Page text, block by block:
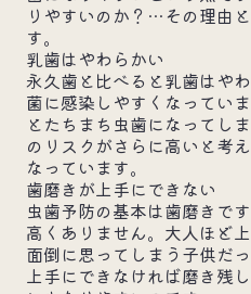
りやすいのか？…その理由
す。
乳歯はやわらかい
永久歯と比べると乳歯はや
菌に感染しやすくなってい
とたちまち虫歯になってし
のリスクがさらに高いと考
なっています。
歯磨きが上手にできない
虫歯予防の基本は歯磨きで
高くありません。大人ほど
面倒に思ってしまう子供だ
上手にできなければ磨き残